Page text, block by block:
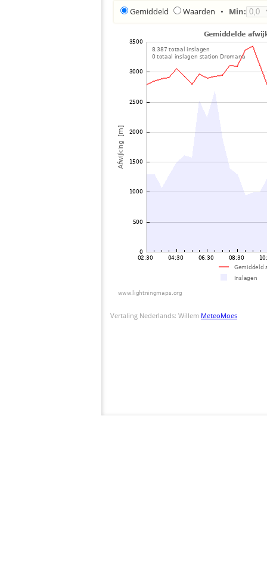
Gemiddeld Waarden • Min:
Vertaling Nederlands: Willem MeteoMoes